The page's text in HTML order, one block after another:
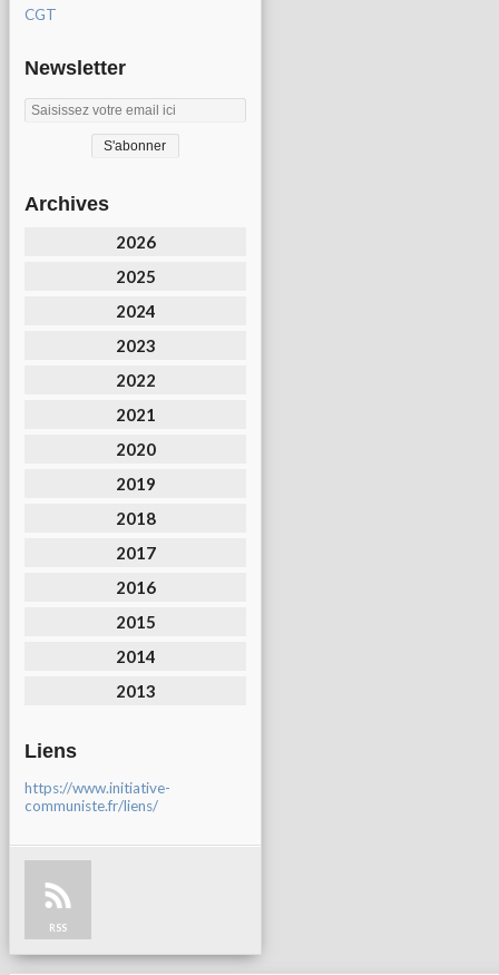
CGT
Newsletter
Archives
2026
2025
2024
2023
2022
2021
2020
2019
2018
2017
2016
2015
2014
2013
Liens
https://www.initiative-
communiste.fr/liens/
RSS